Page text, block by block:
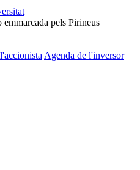
Agenda de l'inversor